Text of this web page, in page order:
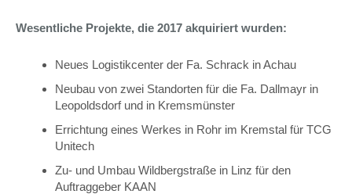
Wesentliche Projekte, die 2017 akquiriert wurden:
Neues Logistikcenter der Fa. Schrack in Achau
Neubau von zwei Standorten für die Fa. Dallmayr in
Leopoldsdorf und in Kremsmünster
Errichtung eines Werkes in Rohr im Kremstal für TCG
Unitech
Zu- und Umbau Wildbergstraße in Linz für den
Auftraggeber KAAN